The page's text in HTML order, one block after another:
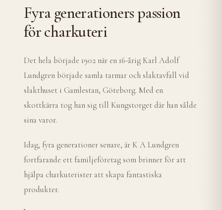
Fyra generationers passion
för charkuteri
Det hela började 1902 när en 16-årig Karl Adolf
Lundgren började samla tarmar och slaktavfall vid
slakthuset i Gamlestan, Göteborg. Med en
skottkärra tog han sig till Kungstorget där han sålde
sina varor.
Idag, fyra generationer senare, är K A Lundgren
fortfarande ett familjeföretag som brinner för att
hjälpa charkuterister att skapa fantastiska
produkter.